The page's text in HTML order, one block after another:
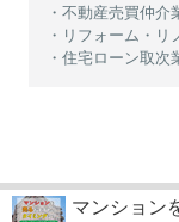
・不動産売買仲介
・リフォーム・リ
・住宅ローン取次
マンション